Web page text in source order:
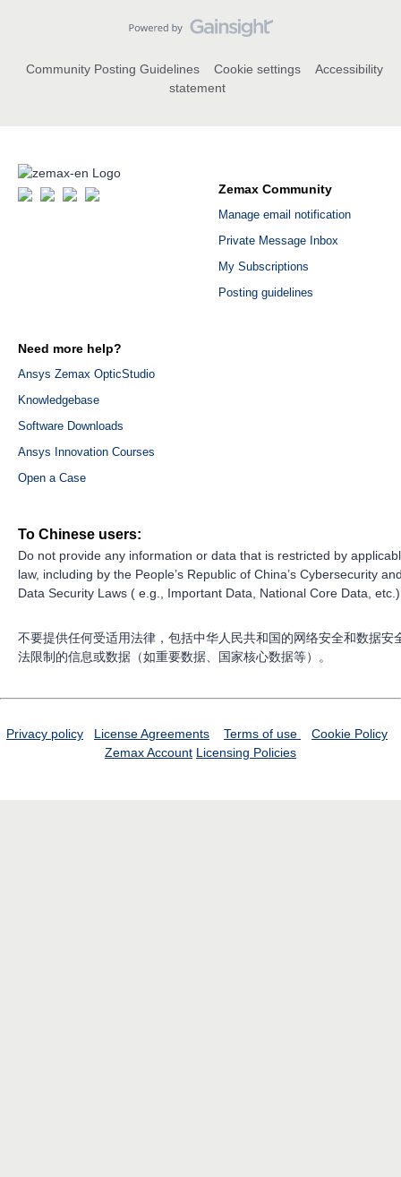
Community Posting Guidelines Cookie settings
Accessibility
statement
Zemax Community
Manage email notification
Private Message Inbox
My Subscriptions
Posting guidelines
Need more help?
Ansys Zemax OpticStudio
Knowledgebase
Software Downloads
Ansys Innovation Courses
Open a Case
To Chinese users:
Do not provide any information or data that is restricted by
law, including by the People’s Republic of China’s Cybersecurity
Data Security Laws ( e.g., Important Data, National Core Data,
不要提供任何受适用法律，包括中华人民共和国的网络安全和数据安
法限制的信息或数据（如重要数据、国家核心数据等）。
Privacy policy License Agreements Terms of use
Cookie Policy
Zemax Account Licensing Policies